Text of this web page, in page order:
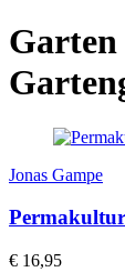
Jonas Gampe
€ 16,95